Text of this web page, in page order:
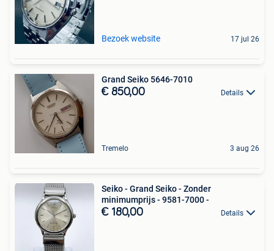
Bezoek website 17 jul 26
Grand Seiko 5646-7010
€ 850,00 Details
Tremelo 3 aug 26
Seiko - Grand Seiko - Zonder
minimumprijs - 9581-7000 -
€ 180,00 Details